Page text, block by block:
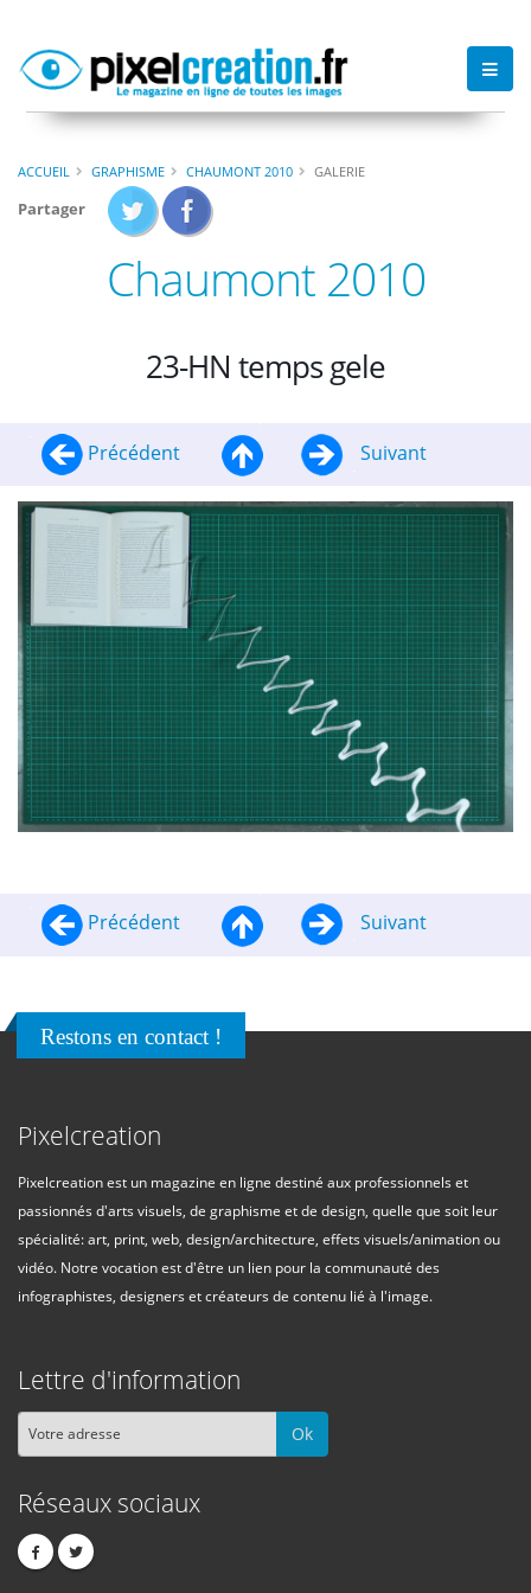
ACCUEIL GRAPHISME CHAUMONT 2010 GALERIE
Partager
Chaumont 2010
23-HN temps gele
Précédent Suivant
Précédent Suivant
Restons en contact !
Pixelcreation
Pixelcreation est un magazine en ligne destiné aux professionnels et
passionnés d'arts visuels, de graphisme et de design, quelle que soit leur
spécialité: art, print, web, design/architecture, effets visuels/animation ou
vidéo. Notre vocation est d'être un lien pour la communauté des
infographistes, designers et créateurs de contenu lié à l'image.
Lettre d'information
Ok
Réseaux sociaux